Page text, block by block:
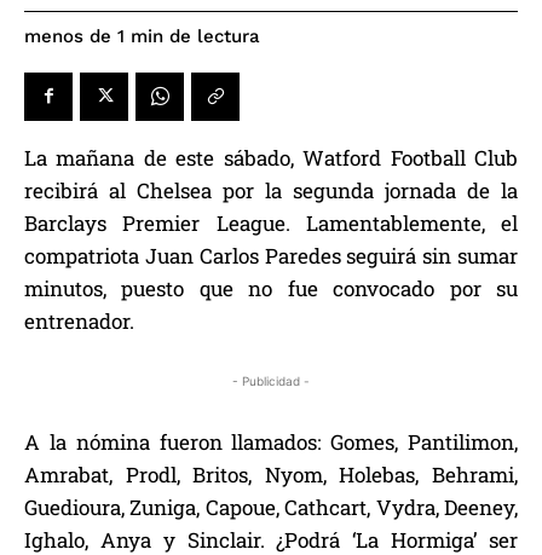
menos de 1 min de lectura
La mañana de este sábado, Watford Football Club
recibirá al Chelsea por la segunda jornada de la
Barclays Premier League. Lamentablemente, el
compatriota Juan Carlos Paredes seguirá sin sumar
minutos, puesto que no fue convocado por su
entrenador.
- Publicidad -
A la nómina fueron llamados: Gomes, Pantilimon,
Amrabat, Prodl, Britos, Nyom, Holebas, Behrami,
Guedioura, Zuniga, Capoue, Cathcart, Vydra, Deeney,
Ighalo, Anya y Sinclair. ¿Podrá ‘La Hormiga’ ser